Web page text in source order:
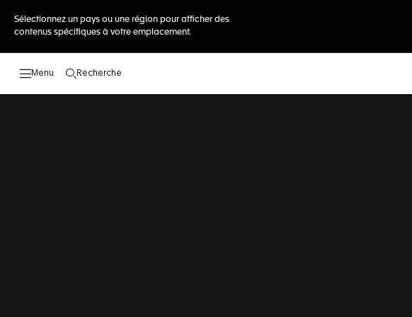
Sélectionnez un pays ou une région pour afficher des
contenus spécifiques à votre emplacement.
Recherche